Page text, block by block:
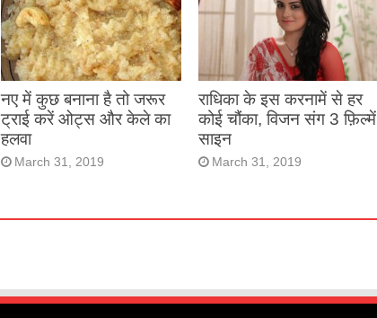
नए में कुछ बनाना है तो जरूर
ट्राई करें ओट्स और केले का
हलवा
March 31, 2019
राधिका के इस करनामें से हर
कोई चौंका, विजन संग 3 फ़िल्में
साइन
March 31, 2019